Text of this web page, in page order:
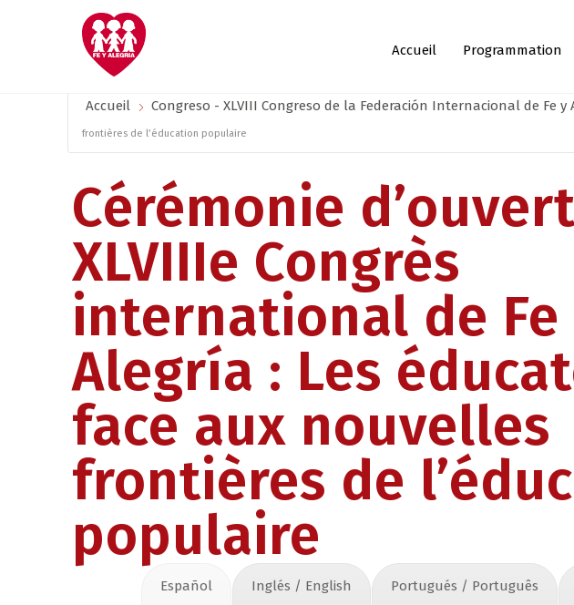
Accueil Programmation
Accueil Congreso - XLVIII Congreso de la Federación Internacional de Fe y
frontières de l’éducation populaire
Cérémonie
XLVIIIe Congrès
international de Fe
Alegría : Les
face aux nouvelles
frontières de
populaire
Español Inglés / English Portugués / Português